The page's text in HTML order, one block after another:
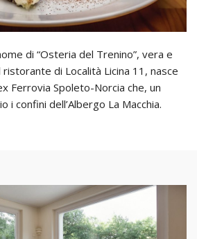
di “Osteria del Trenino”, vera e
di Località Licina 11, nasce
Ferrovia Spoleto-Norcia che, un
i confini dell’Albergo La Macchia.